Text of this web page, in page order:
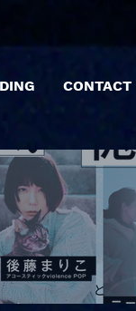
CONTACT
|【観覧】「巷のmyストーリ